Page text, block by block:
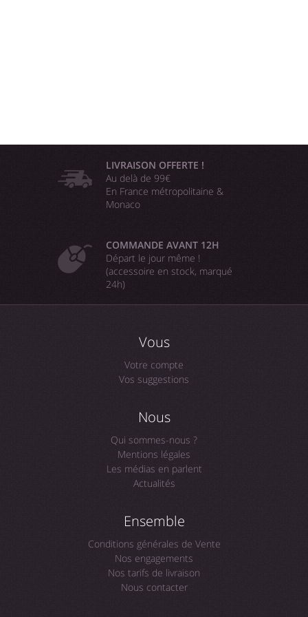
LIVRAISON OFFERTE !
Au delà de 99€
En France métropolitaine &
Monaco
COMMANDE AVANT 12H
Départ le jour même !
(accessoire en stock, marqué
24h)
Vous
Votre compte
Vos suggestions
Nous
Qui sommes-nous ?
Mentions légales
Les médias en parlent
Actualités
Ensemble
Conditions générales de Vente
Nos engagements
Nos tarifs de livraison
Nous contacter